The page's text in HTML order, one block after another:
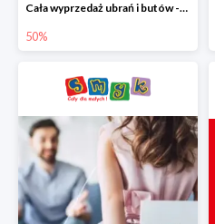
Cała wyprzedaż ubrań i butów -50%
50%